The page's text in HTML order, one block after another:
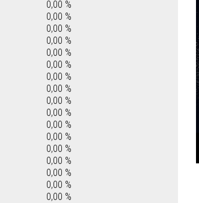
0,00 %
0,00 %
0,00 %
0,00 %
0,00 %
0,00 %
0,00 %
0,00 %
0,00 %
0,00 %
0,00 %
0,00 %
0,00 %
0,00 %
0,00 %
0,00 %
0,00 %